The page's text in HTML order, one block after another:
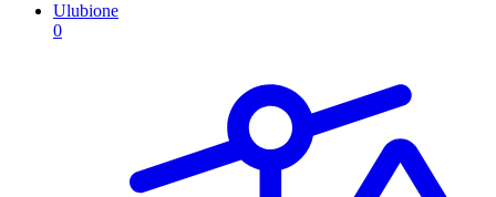
Ulubione
0